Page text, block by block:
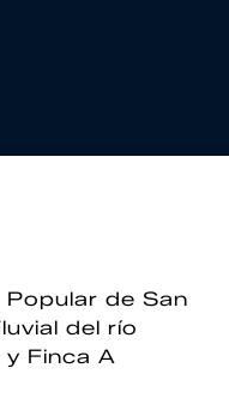
de San
del río
y Finca A